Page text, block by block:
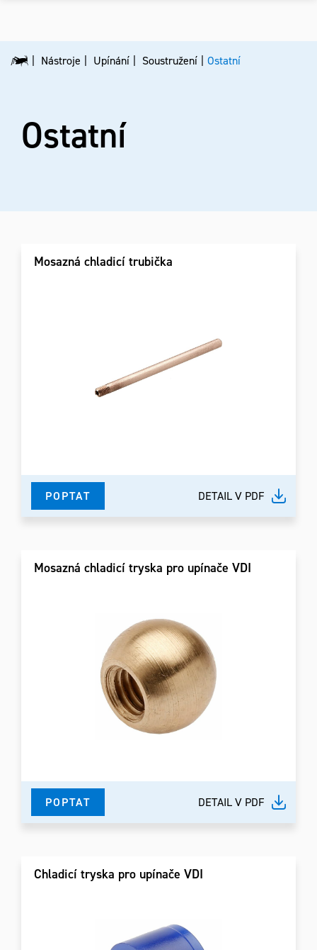
Nástroje Upínání Soustružení Ostatní
Ostatní
Mosazná chladicí trubička
POPTAT DETAIL V PDF
Mosazná chladicí tryska pro upínače VDI
POPTAT DETAIL V PDF
Chladicí tryska pro upínače VDI